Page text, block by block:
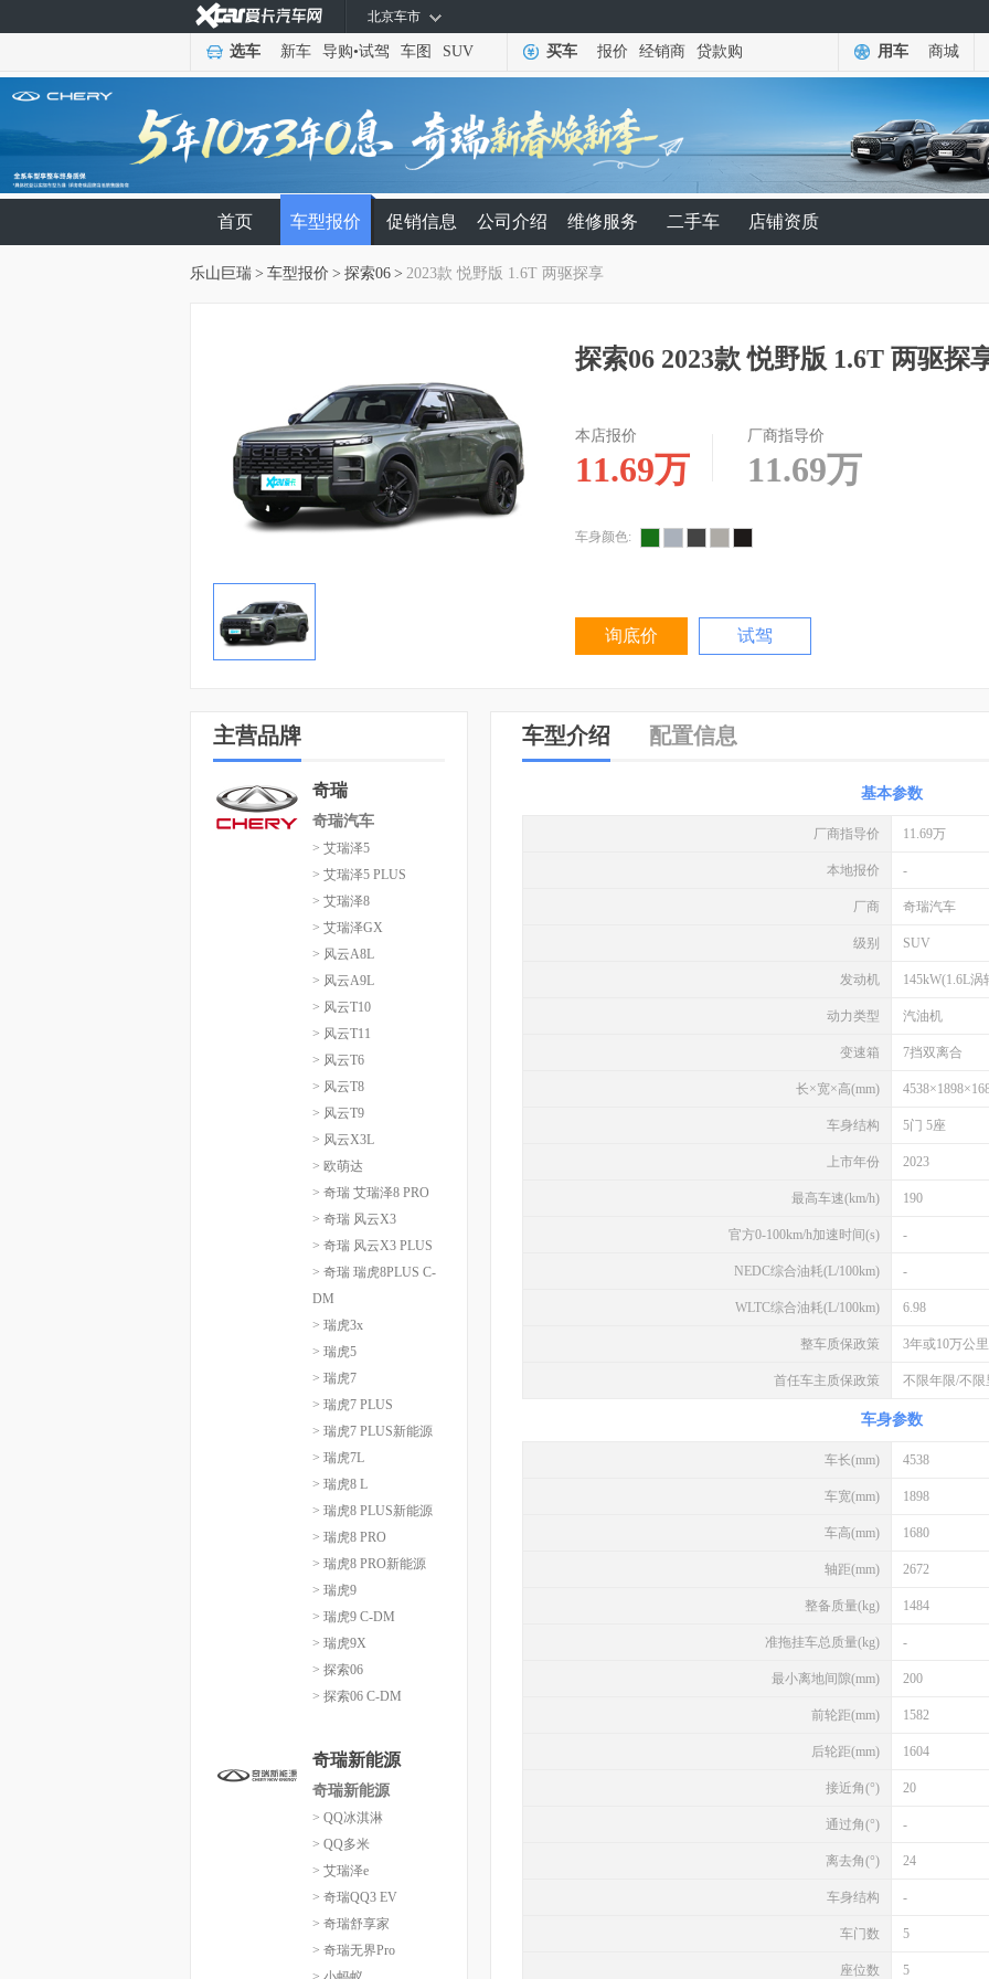
北京车市
选车 新车 导购•试驾 车图 SUV 买车 报价 经销商 贷款购 用车 商城
首页 车型报价 促销信息 公司介绍 维修服务 二手车 店铺资质
乐山巨瑞 > 车型报价 > 探索06 > 2023款 悦野版 1.6T 两驱探享
探索06 2023款 悦野版 1.6T 两驱探
本店报价
11.69万
厂商指导价
11.69万
车身颜色:
询底价 试驾
主营品牌
奇瑞
奇瑞汽车
> 艾瑞泽5
> 艾瑞泽5 PLUS
> 艾瑞泽8
> 艾瑞泽GX
> 风云A8L
> 风云A9L
> 风云T10
> 风云T11
> 风云T6
> 风云T8
> 风云T9
> 风云X3L
> 欧萌达
> 奇瑞 艾瑞泽8 PRO
> 奇瑞 风云X3
> 奇瑞 风云X3 PLUS
> 奇瑞 瑞虎8PLUS C-
DM
> 瑞虎3x
> 瑞虎5
> 瑞虎7
> 瑞虎7 PLUS
> 瑞虎7 PLUS新能源
> 瑞虎7L
> 瑞虎8 L
> 瑞虎8 PLUS新能源
> 瑞虎8 PRO
> 瑞虎8 PRO新能源
> 瑞虎9
> 瑞虎9 C-DM
> 瑞虎9X
> 探索06
> 探索06 C-DM
奇瑞新能源
奇瑞新能源
> QQ冰淇淋
> QQ多米
> 艾瑞泽e
> 奇瑞QQ3 EV
> 奇瑞舒享家
> 奇瑞无界Pro
车型介绍 配置信息
基本参数
厂商指导价 11.69万
本地报价 -
厂商 奇瑞汽车
级别 SUV
发动机 145kW(1.6L涡
动力类型 汽油机
变速箱 7挡双离合
长×宽×高(mm)
车身结构 5门 5座
上市年份 2023
最高车速(km/h) 190
官方0-100km/h加速时间(s) -
NEDC综合油耗(L/100km) -
WLTC综合油耗(L/100km) 6.98
整车质保政策 3年或10万公里
首任车主质保政策 不限年限/不
车身参数
车长(mm) 4538
车宽(mm) 1898
车高(mm) 1680
轴距(mm) 2672
整备质量(kg) 1484
准拖挂车总质量(kg) -
最小离地间隙(mm) 200
前轮距(mm) 1582
后轮距(mm) 1604
接近角(°) 20
通过角(°) -
离去角(°) 24
车身结构 -
车门数 5
座位数 5